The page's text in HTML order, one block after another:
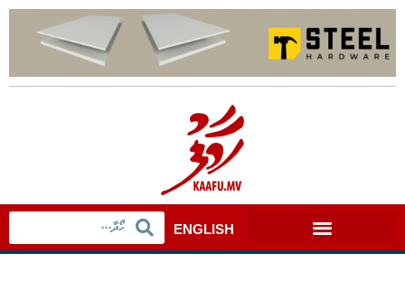
ENGLISH